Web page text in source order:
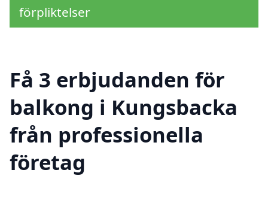
förpliktelser
Få 3 erbjudanden för
balkong i Kungsbacka
från professionella
företag